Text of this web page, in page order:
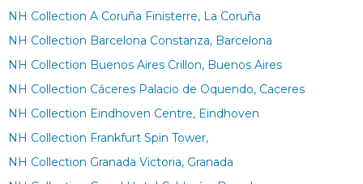
NH Collection A Coruña Finisterre, La Coruña
NH Collection Barcelona Constanza, Barcelona
NH Collection Buenos Aires Crillon, Buenos Aires
NH Collection Cáceres Palacio de Oquendo, Caceres
NH Collection Eindhoven Centre, Eindhoven
NH Collection Frankfurt Spin Tower,
NH Collection Granada Victoria, Granada